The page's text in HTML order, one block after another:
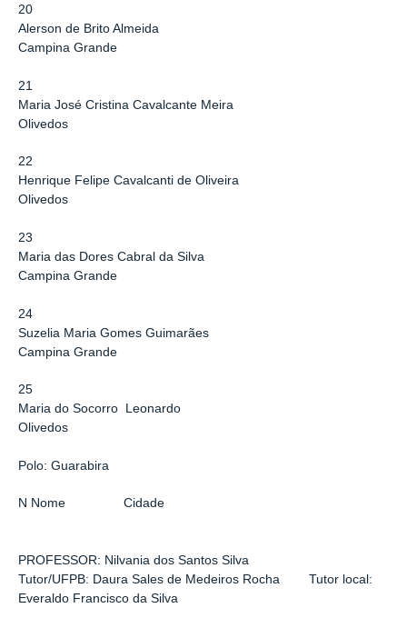
20
Alerson de Brito Almeida
Campina Grande
21
Maria José Cristina Cavalcante Meira
Olivedos
22
Henrique Felipe Cavalcanti de Oliveira
Olivedos
23
Maria das Dores Cabral da Silva
Campina Grande
24
Suzelia Maria Gomes Guimarães
Campina Grande
25
Maria do Socorro Leonardo
Olivedos
Polo: Guarabira
N Nome Cidade
PROFESSOR: Nilvania dos Santos Silva
Tutor/UFPB: Daura Sales de Medeiros Rocha Tutor local:
Everaldo Francisco da Silva